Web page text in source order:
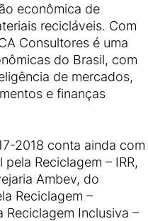
econômica de
recicláveis. Com
Consultores é uma
do Brasil, com
de mercados,
e finanças
2018 conta ainda com
Reciclagem – IRR,
Ambev, do
Reciclagem –
Reciclagem Inclusiva –